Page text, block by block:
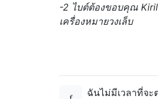
-2 ไบต์ต้องขอบคุณ
เครื่องหมายวงเล็บ
ฉันไม่มีเวลาที่จ